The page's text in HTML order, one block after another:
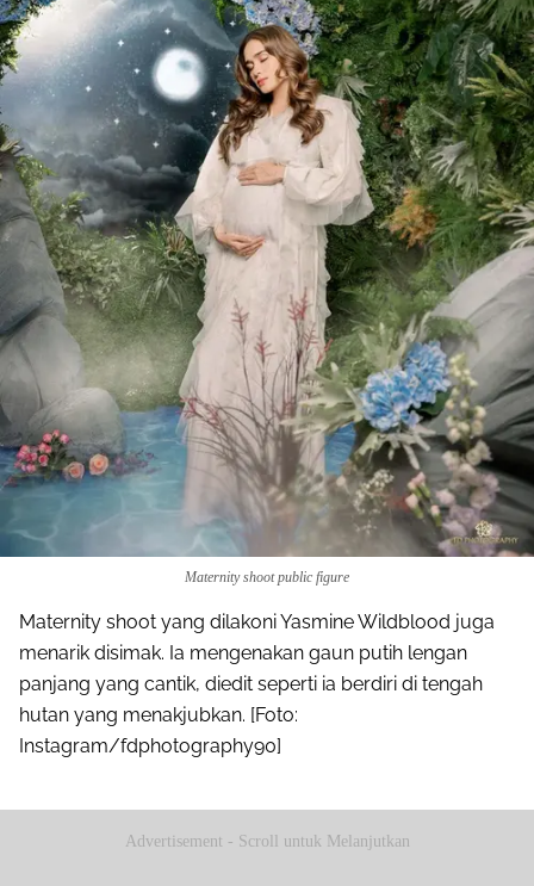
Maternity shoot public figure
Maternity shoot yang dilakoni Yasmine Wildblood juga
menarik disimak. Ia mengenakan gaun putih lengan
panjang yang cantik, diedit seperti ia berdiri di tengah
hutan yang menakjubkan. [Foto:
Instagram/fdphotography90]
Advertisement - Scroll untuk Melanjutkan